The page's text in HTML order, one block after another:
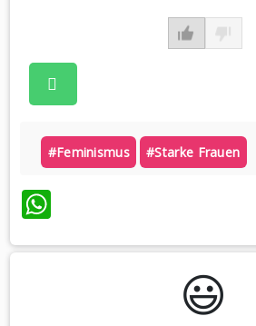
#feminismus #starke Frauen
WhatsApp
😃️